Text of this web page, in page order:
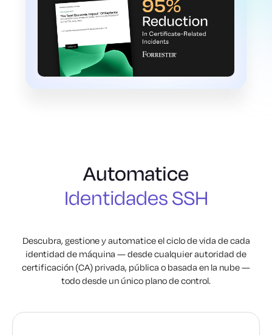
Automatice
Certificados TLS
Certificados de clientes
Certificados TLS
Certificados de clientes
Descubra, gestione y automatice el ciclo de vida de cada
identidad de máquina —desde cualquier autoridad de
certificación (CA) privada, pública o basada en la nube —
todo desde un único plano de control.